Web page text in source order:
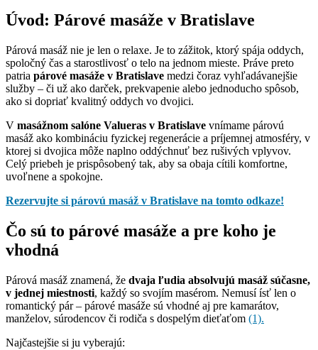
Úvod: Párové masáže v Bratislave
Párová masáž nie je len o relaxe. Je to zážitok, ktorý spája oddych,
spoločný čas a starostlivosť o telo na jednom mieste. Práve preto
patria párové masáže v Bratislave medzi čoraz vyhľadávanejšie
služby – či už ako darček, prekvapenie alebo jednoducho spôsob,
ako si dopriať kvalitný oddych vo dvojici.
V masážnom salóne Valueras v Bratislave vnímame párovú
masáž ako kombináciu fyzickej regenerácie a príjemnej atmosféry, v
ktorej si dvojica môže naplno oddýchnuť bez rušivých vplyvov.
Celý priebeh je prispôsobený tak, aby sa obaja cítili komfortne,
uvoľnene a spokojne.
Rezervujte si párovú masáž v Bratislave na tomto odkaze!
Čo sú to párové masáže a pre koho je
vhodná
Párová masáž znamená, že dvaja ľudia absolvujú masáž súčasne,
v jednej miestnosti, každý so svojím masérom. Nemusí ísť len o
romantický pár – párové masáže sú vhodné aj pre kamarátov,
manželov, súrodencov či rodiča s dospelým dieťaťom (1).
Najčastejšie si ju vyberajú: